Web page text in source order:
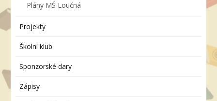
Plány MŠ Loučná
Projekty
Školní klub
Sponzorské dary
Zápisy